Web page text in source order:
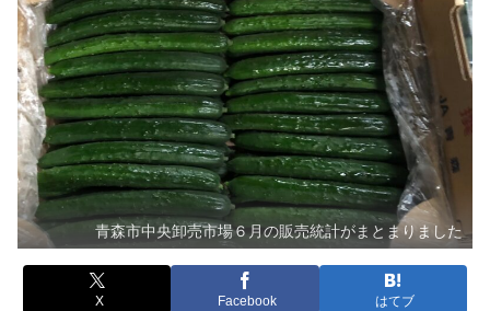
青森市中央卸売市場６月の販売統計がまとまりました
X Facebook はてブ